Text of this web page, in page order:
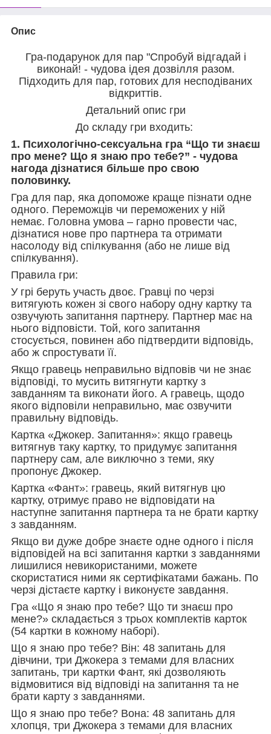
Опис
Гра-подарунок для пар "Спробуй відгадай і
виконай! - чудова ідея дозвілля разом.
Підходить для пар, готових для несподіваних
відкриттів.
Детальний опис гри
До складу гри входить:
1. Психологічно-сексуальна гра “Що ти знаєш
про мене? Що я знаю про тебе?” - чудова
нагода дізнатися більше про свою
половинку.
Гра для пар, яка допоможе краще пізнати одне
одного. Переможців чи переможених у ній
немає. Головна умова – гарно провести час,
дізнатися нове про партнера та отримати
насолоду від спілкування (або не лише від
спілкування).
Правила гри:
У грі беруть участь двоє. Гравці по черзі
витягують кожен зі свого набору одну картку та
озвучують запитання партнеру. Партнер має на
нього відповісти. Той, кого запитання
стосується, повинен або підтвердити відповідь,
або ж спростувати її.
Якщо гравець неправильно відповів чи не знає
відповіді, то мусить витягнути картку з
завданням та виконати його. А гравець, щодо
якого відповіли неправильно, має озвучити
правильну відповідь.
Картка «Джокер. Запитання»: якщо гравець
витягнув таку картку, то придумує запитання
партнеру сам, але виключно з теми, яку
пропонує Джокер.
Картка «Фант»: гравець, який витягнув цю
картку, отримує право не відповідати на
наступне запитання партнера та не брати картку
з завданням.
Якщо ви дуже добре знаєте одне одного і після
відповідей на всі запитання картки з завданнями
лишилися невикористаними, можете
скористатися ними як сертифікатами бажань. По
черзі дістаєте картку і виконуєте завдання.
Гра «Що я знаю про тебе? Що ти знаєш про
мене?» складається з трьох комплектів карток
(54 картки в кожному наборі).
Що я знаю про тебе? Він: 48 запитань для
дівчини, три Джокера з темами для власних
запитань, три картки Фант, які дозволяють
відмовитися від відповіді на запитання та не
брати карту з завданнями.
Що я знаю про тебе? Вона: 48 запитань для
хлопця, три Джокера з темами для власних